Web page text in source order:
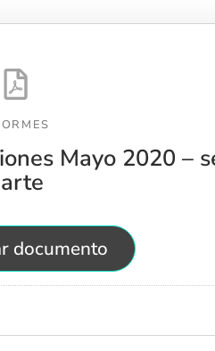
Mayo 2020 –
documento